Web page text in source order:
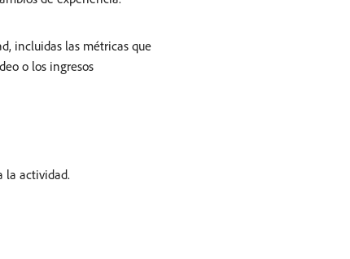
incluidas las métricas que
o los ingresos
la actividad.